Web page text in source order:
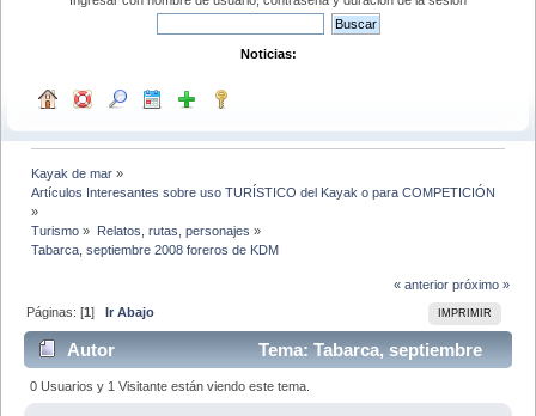
Noticias:
Kayak de mar »
Artículos Interesantes sobre uso TURÍSTICO del Kayak o para COMPETICIÓN
»
Turismo » Relatos, rutas, personajes »
Tabarca, septiembre 2008 foreros de KDM
« anterior próximo »
IMPRIMIR
Páginas: [1]Ir Abajo
Autor
Tema: Tabarca, septiembre
2008 foreros de KDM (Leído 26982 veces)
0 Usuarios y 1 Visitante están viendo este tema.